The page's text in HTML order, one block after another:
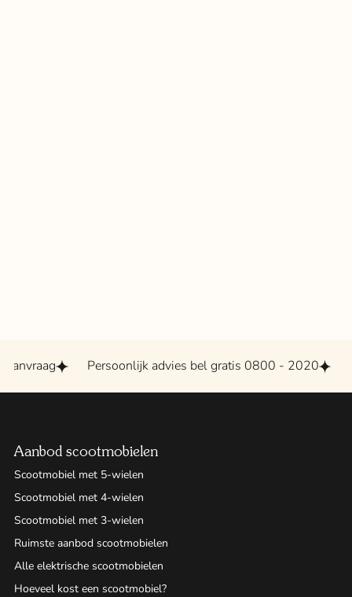
Persoonlijk advies bel gratis 0800 - 2020
Aanbod scootmobielen
Scootmobiel met 5-wielen
Scootmobiel met 4-wielen
Scootmobiel met 3-wielen
Ruimste aanbod scootmobielen
Alle elektrische scootmobielen
Hoeveel kost een scootmobiel?